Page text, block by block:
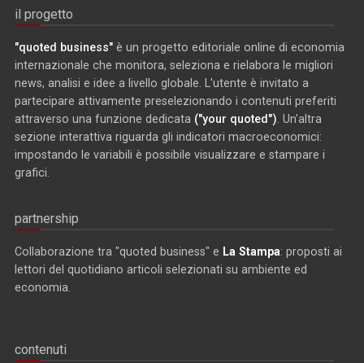
il progetto
"quoted business" è un progetto editoriale online di economia
internazionale che monitora, seleziona e rielabora le migliori
news, analisi e idee a livello globale. L'utente è invitato a
partecipare attivamente preselezionando i contenuti preferiti
attraverso una funzione dedicata ("your quoted") . Un'altra
sezione interattiva riguarda gli indicatori macroeconomici:
impostando le variabili è possibile visualizzare e stampare i
grafici.
partnership
Collaborazione tra "quoted business" e La Stampa: proposti ai
lettori del quotidiano articoli selezionati su ambiente ed
economia.
contenuti